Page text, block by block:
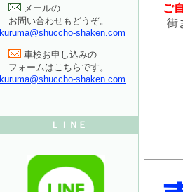
ご
街ま
メールの
お問い合わせもどうぞ。
kuruma@shuccho-shaken.com
車検お申し込みの
フォームはこちらです。
kuruma@shuccho-shaken.com
ＬＩＮＥ